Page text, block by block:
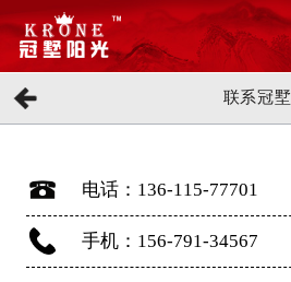
联系冠墅
电话：136-115-77701
手机：156-791-34567